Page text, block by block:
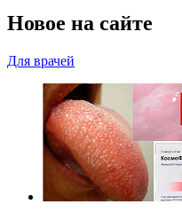
Новое на сайте
Для врачей